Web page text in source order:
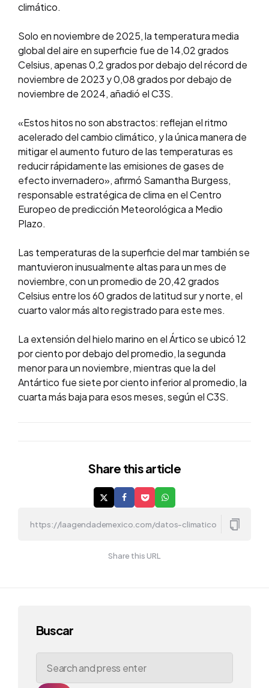
climático.
Solo en noviembre de 2025, la temperatura media
global del aire en superficie fue de 14,02 grados
Celsius, apenas 0,2 grados por debajo del récord de
noviembre de 2023 y 0,08 grados por debajo de
noviembre de 2024, añadió el C3S.
«Estos hitos no son abstractos: reflejan el ritmo
acelerado del cambio climático, y la única manera de
mitigar el aumento futuro de las temperaturas es
reducir rápidamente las emisiones de gases de
efecto invernadero», afirmó Samantha Burgess,
responsable estratégica de clima en el Centro
Europeo de predicción Meteorológica a Medio
Plazo.
Las temperaturas de la superficie del mar también se
mantuvieron inusualmente altas para un mes de
noviembre, con un promedio de 20,42 grados
Celsius entre los 60 grados de latitud sur y norte, el
cuarto valor más alto registrado para este mes.
La extensión del hielo marino en el Ártico se ubicó 12
por ciento por debajo del promedio, la segunda
menor para un noviembre, mientras que la del
Antártico fue siete por ciento inferior al promedio, la
cuarta más baja para esos meses, según el C3S.
Share this article
Share this URL
Buscar
Search
for: